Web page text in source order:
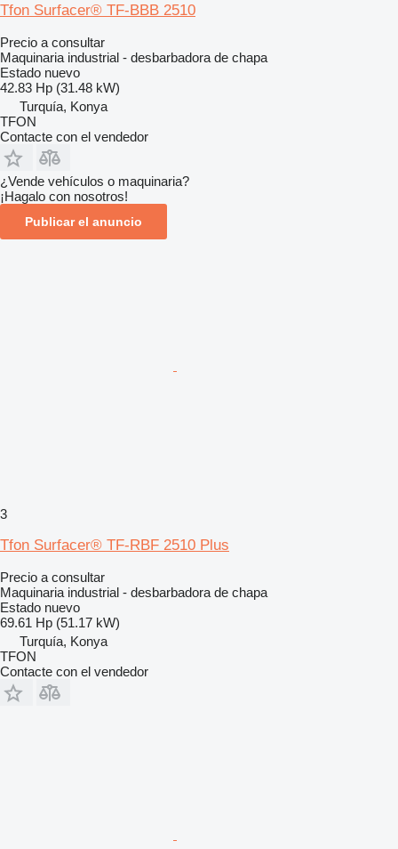
Tfon Surfacer® TF-BBB 2510
Precio a consultar
Maquinaria industrial - desbarbadora de chapa
Estado nuevo
42.83 Hp (31.48 kW)
Turquía, Konya
TFON
Contacte con el vendedor
¿Vende vehículos o maquinaria?
¡Hagalo con nosotros!
Publicar el anuncio
3
Tfon Surfacer® TF-RBF 2510 Plus
Precio a consultar
Maquinaria industrial - desbarbadora de chapa
Estado nuevo
69.61 Hp (51.17 kW)
Turquía, Konya
TFON
Contacte con el vendedor